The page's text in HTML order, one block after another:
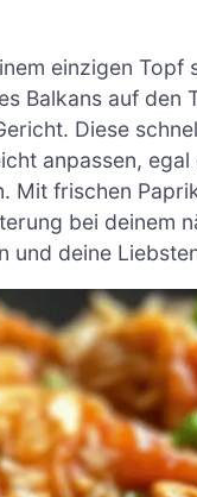
einzigen
Balkans auf den
Diese
anpassen,
Mit frischen
bei deinem
und deine